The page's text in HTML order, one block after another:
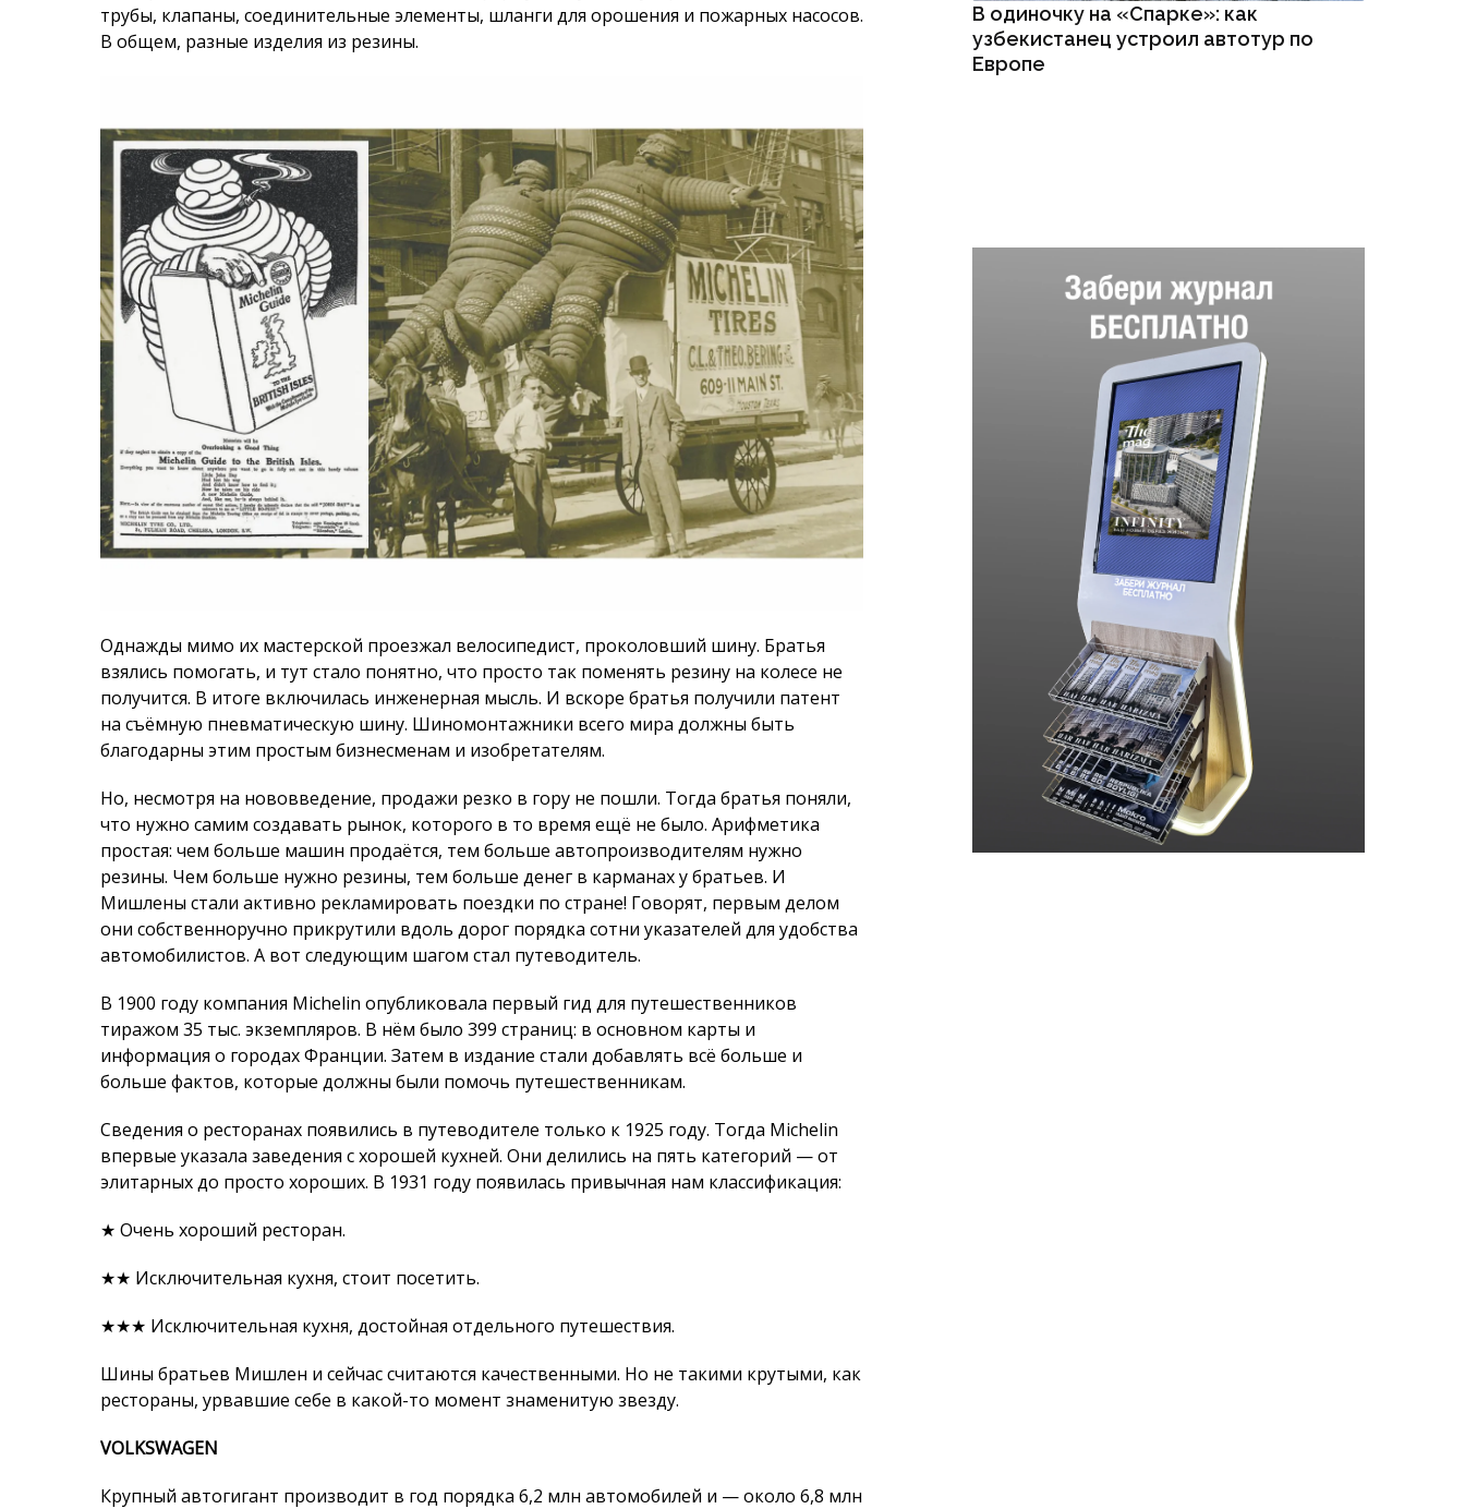
Однажды мимо их мастерской проезжал велосипедист, проколовший шину. Братья
взялись помогать, и тут стало понятно, что просто так поменять резину на колесе не
получится. В итоге включилась инженерная мысль. И вскоре братья получили патент
на съёмную пневматическую шину. Шиномонтажники всего мира должны быть
что нужно самим создавать рынок, которого в то время ещё не было. Арифметика
простая: чем больше машин продаётся, тем больше автопроизводителям нужно
резины. Чем больше нужно резины, тем больше денег в карманах у братьев. И
Мишлены стали активно рекламировать поездки по стране! Говорят, первым делом
они собственноручно прикрутили вдоль дорог порядка сотни указателей для удобства
В 1900 году компания Michelin опубликовала первый гид для путешественников
тиражом 35 тыс. экземпляров. В нём было 399 страниц: в основном карты и
информация о городах Франции. Затем в издание стали добавлять всё больше и
больше фактов, которые должны были помочь путешественникам.
Сведения о ресторанах появились в путеводителе только к 1925 году. Тогда Michelin
элитарных до просто хороших. В 1931 году появилась привычная нам классификация:
★ Очень хороший ресторан.
★★ Исключительная кухня, стоит посетить.
★★★ Исключительная кухня, достойная отдельного путешествия.
Шины братьев Мишлен и сейчас считаются качественными. Но не такими крутыми, как
рестораны, урвавшие себе в какой-то момент знаменитую звезду.
VOLKSWAGEN
Крупный автогигант производит в год порядка 6,2 млн автомобилей и — около 6,8 млн
Компания стала выпускать сосиски в 1973 году — исключительно для обеда персонала
завода, расположенного в немецком Вольфсбурге. Однако рецепт получился таким
удачным, что вскоре сосиски стали с удовольствием есть во всём городе, а потом